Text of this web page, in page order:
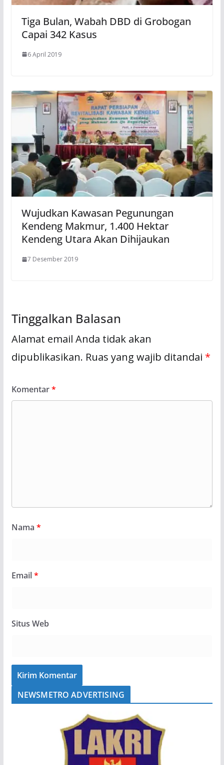
Tiga Bulan, Wabah DBD di Grobogan
Capai 342 Kasus
6 April 2019
Wujudkan Kawasan Pegunungan
Kendeng Makmur, 1.400 Hektar
Kendeng Utara Akan Dihijaukan
7 Desember 2019
Tinggalkan Balasan
Alamat email Anda tidak akan
dipublikasikan. Ruas yang wajib ditandai *
Komentar*
Nama *
Email*
Situs Web
NEWSMETRO ADVERTISING